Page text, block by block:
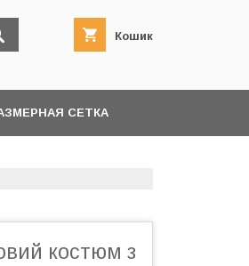
Кошик
СЕТКА
костюм з